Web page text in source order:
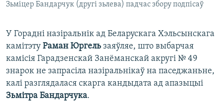
Зьміцер Бандарчук (другі зьлева) падчас збору подпісаў
У Горадні назіральнік ад Беларускага Хэльсынскага
камітэту Раман Юргель заяўляе, што выбарчая
камісія Гарадзенскай Занёманскай акругі № 49
знарок не запрасіла назіральнікаў на паседжаньне,
калі разглядалася скарга кандыдата ад апазыцыі
Зьмітра Бандарчука.